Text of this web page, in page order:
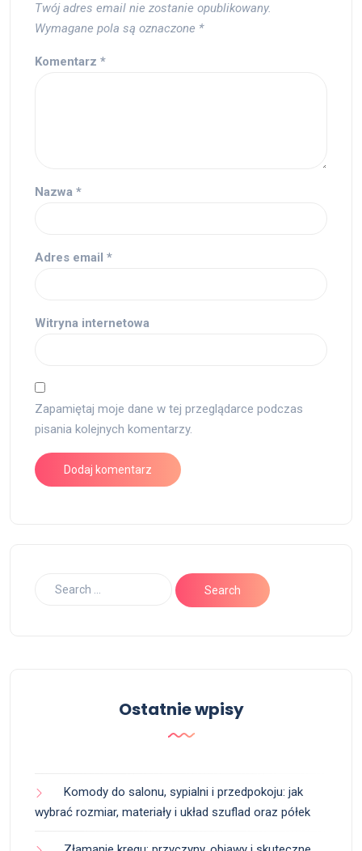
Twój adres email nie zostanie opublikowany.
Wymagane pola są oznaczone *
Komentarz *
Nazwa *
Adres email *
Witryna internetowa
Zapamiętaj moje dane w tej przeglądarce podczas
pisania kolejnych komentarzy.
Ostatnie wpisy
Komody do salonu, sypialni i przedpokoju: jak
wybrać rozmiar, materiały i układ szuflad oraz półek